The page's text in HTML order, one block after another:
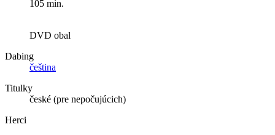
105 min.
DVD obal
Dabing
čeština
Titulky
české (pre nepočujúcich)
Herci